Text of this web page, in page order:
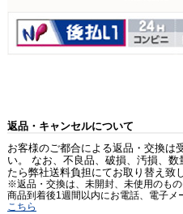
返品・キャンセルについて
お客様のご都合による返品・交換は
い。 なお、不良品、破損、汚損、
たら弊社送料負担にてお取り替え致
※返品・交換は、未開封、未使用のもの
商品到着後1週間以内にお電話、電子
こちら